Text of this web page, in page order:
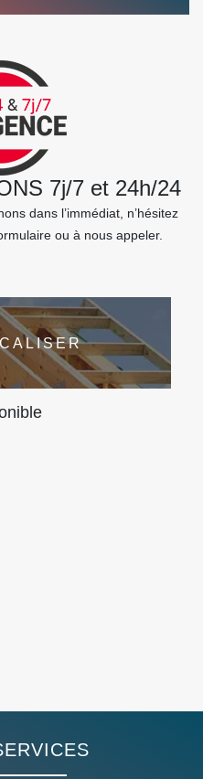
7j/7 et 24h/24
dans l’immédiat, n’hésitez
ou à nous appeler.